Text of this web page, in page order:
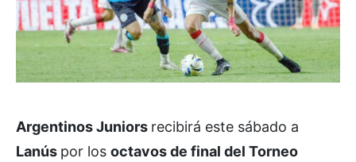
Argentinos Juniors recibirá este sábado a
Lanús por los octavos de final del Torneo